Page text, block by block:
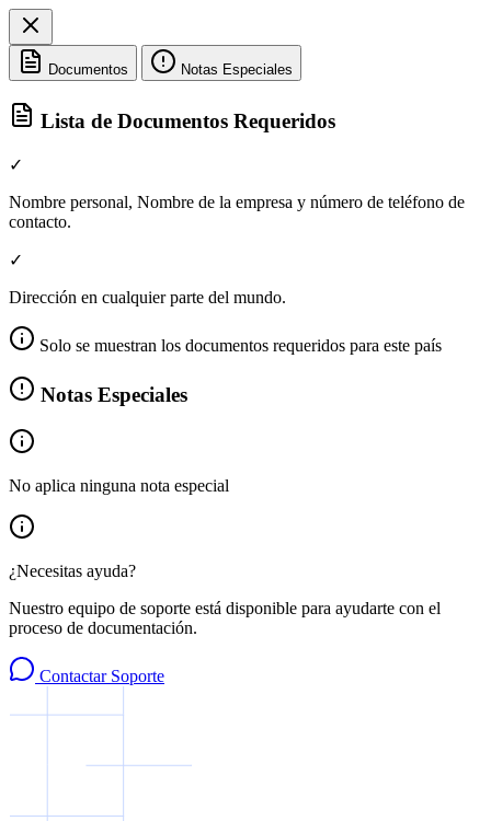
Documentos Notas Especiales
Lista de Documentos Requeridos
✓
Nombre personal, Nombre de la empresa y número de teléfono de
contacto.
✓
Dirección en cualquier parte del mundo.
Solo se muestran los documentos requeridos para este país
Notas Especiales
No aplica ninguna nota especial
¿Necesitas ayuda?
Nuestro equipo de soporte está disponible para ayudarte con el
proceso de documentación.
Contactar Soporte